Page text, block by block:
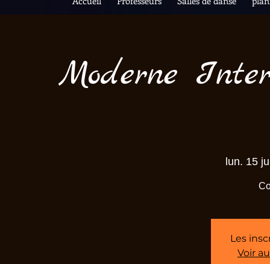
Moderne
lun. 15
Les
Voir